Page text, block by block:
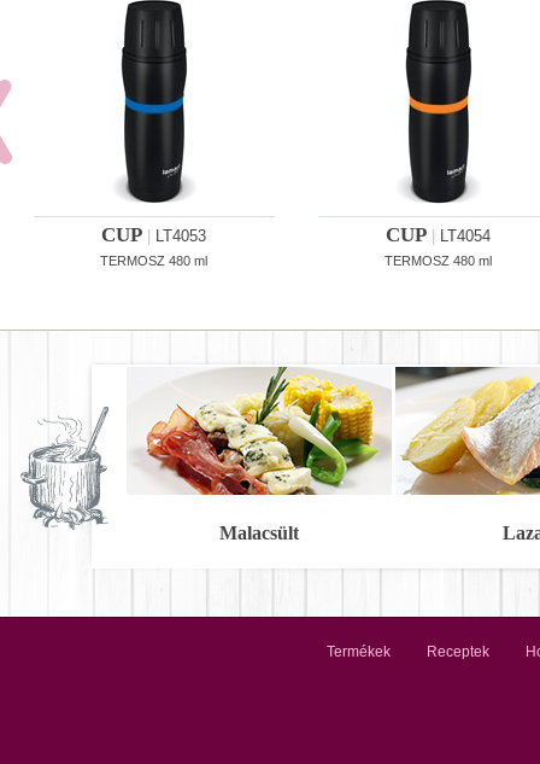
CUP LT4053
TERMOSZ 480 ml
CUP LT4054
TERMOSZ 480 ml
Malacsült
Termékek Receptek